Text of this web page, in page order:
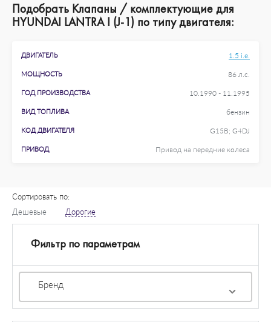
Подобрать Клапаны / комплектующие для
HYUNDAI LANTRA I (J-1) по типу двигателя:
ДВИГАТЕЛЬ 1.5 i.e.
МОЩНОСТЬ 86 л.с.
ГОД ПРОИЗВОДСТВА 10.1990 - 11.1995
ВИД ТОПЛИВА бензин
КОД ДВИГАТЕЛЯ G15B; G4DJ
ПРИВОД Привод на передние колеса
Сортировать по:
Дешевые
Дорогие
Фильтр по параметрам
Бренд